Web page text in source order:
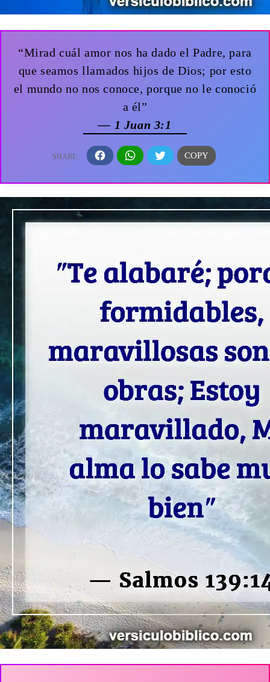
“Mirad cuál amor nos ha dado el Padre, para
que seamos llamados hijos de Dios; por esto
el mundo no nos conoce, porque no le conoció
a él”
— 1 Juan 3:1